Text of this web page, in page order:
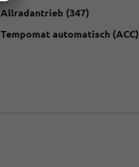
Allradantrieb (347)
Tempomat automatisch (ACC)